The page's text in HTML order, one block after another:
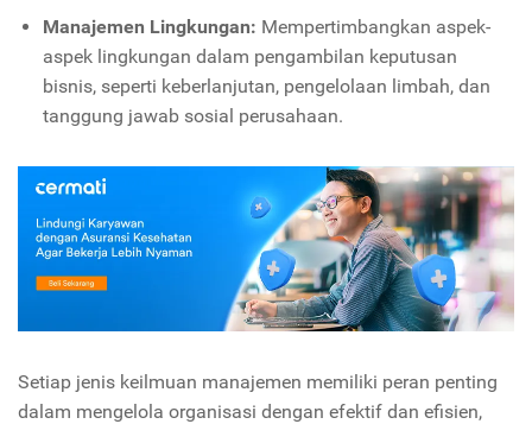
Manajemen Lingkungan: Mempertimbangkan aspek-
aspek lingkungan dalam pengambilan keputusan
bisnis, seperti keberlanjutan, pengelolaan limbah, dan
tanggung jawab sosial perusahaan.
Setiap jenis keilmuan manajemen memiliki peran penting
dalam mengelola organisasi dengan efektif dan efisien,